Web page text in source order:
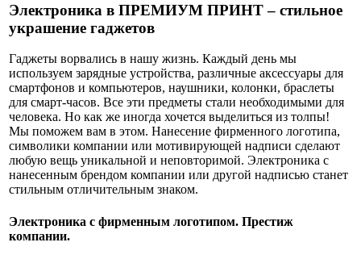
Электроника в ПРЕМИУМ ПРИНТ – стильное
украшение гаджетов
Гаджеты ворвались в нашу жизнь. Каждый день мы
используем зарядные устройства, различные аксессуары для
смартфонов и компьютеров, наушники, колонки, браслеты
для смарт-часов. Все эти предметы стали необходимыми для
человека. Но как же иногда хочется выделиться из толпы!
Мы поможем вам в этом. Нанесение фирменного логотипа,
символики компании или мотивирующей надписи сделают
любую вещь уникальной и неповторимой. Электроника с
нанесенным брендом компании или другой надписью станет
стильным отличительным знаком.
Электроника с фирменным логотипом. Престиж
компании.